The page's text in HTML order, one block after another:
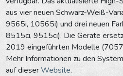
aus vier neuen Schwarz-Weiß-
9565i, 10565i) und drei neuen
8515ci, 9515ci). Die Geräte
2019 eingeführten Modelle
Mehr Informationen zu den
auf dieserWebsite.